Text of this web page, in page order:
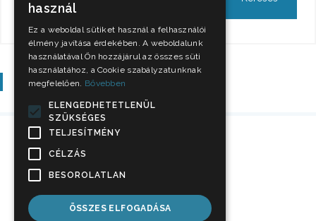
Szavazás
használ
Ez a weboldal sütiket használ a felhasználói
élmény javítása érdekében. A weboldalunk
használatával Ön hozzájárul az összes süti
használatához, a Cookie szabályzatunknak
megfelelően. Bővebben
ELENGEDHETETLENÜL
SZÜKSÉGES
TELJESÍTMÉNY
CÉLZÁS
BESOROLATLAN
ÖSSZES ELFOGADÁSA